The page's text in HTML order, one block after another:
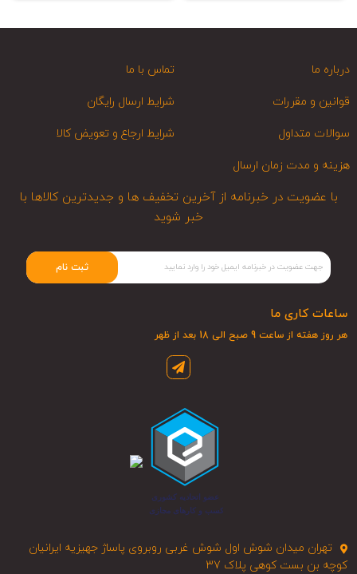
درباره ما تماس با ما
قوانین و مقررات شرایط ارسال رایگان
سوالات متداول شرایط ارجاع و تعویض کالا
هزینه و مدت زمان ارسال
با عضویت در خبرنامه از آخرین تخفیف ها و جدیدترین کالاها با
خبر شوید
ثبت نام
ساعات کاری ما
هر روز هفته از ساعت 9 صبح الی 18 بعد از ظهر
تهران میدان شوش اول شوش غربی روبروی پاساژ جهیزیه ایرانیان
کوچه بن بست کوهی پلاک 37